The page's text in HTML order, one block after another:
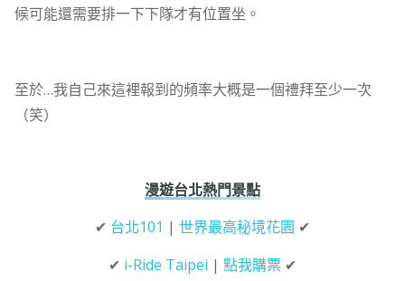
候可能還需要排一下下隊才有位置坐。
至於…我自己來這裡報到的頻率大概是一個禮拜至少一次
（笑）
漫遊台北熱門景點
✔ 台北101 | 世界最高秘境花園 ✔
✔ i-Ride Taipei | 點我購票 ✔